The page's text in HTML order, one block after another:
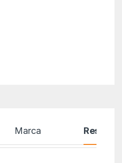
Marca Reseñas